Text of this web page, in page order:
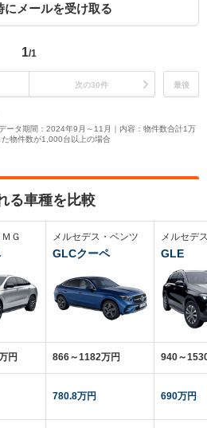
にメールを受け取る
1/1
次の30件 最後
ータ期間：2024年9月～11月｜内容：物件数合計1万
物件数が1,000台以上の場合
る車種を比較
Ｇ
円
メルセデス・ベンツ
GLCクーペ
866～1182万円
780.8万円
メルセデ
GLE
940～
690万円